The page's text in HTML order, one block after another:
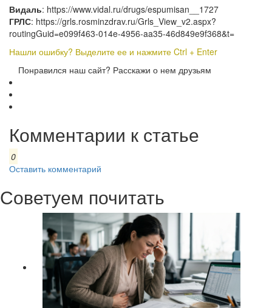
Видаль: https://www.vidal.ru/drugs/espumisan__1727
ГРЛС: https://grls.rosminzdrav.ru/Grls_View_v2.aspx?
routingGuid=e099f463-014e-4956-aa35-46d849e9f368&t=
Нашли ошибку? Выделите ее и нажмите Ctrl + Enter
Понравился наш сайт? Расскажи о нем друзьям
Комментарии к статье
0
Оставить комментарий
Советуем почитать